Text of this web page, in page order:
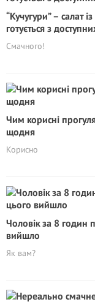
“Кучугури” – салат
готується з
Cмачного!
Чим корисні
щодня
Корисно
Чоловік за 8 годин
вийшло
Як вам?